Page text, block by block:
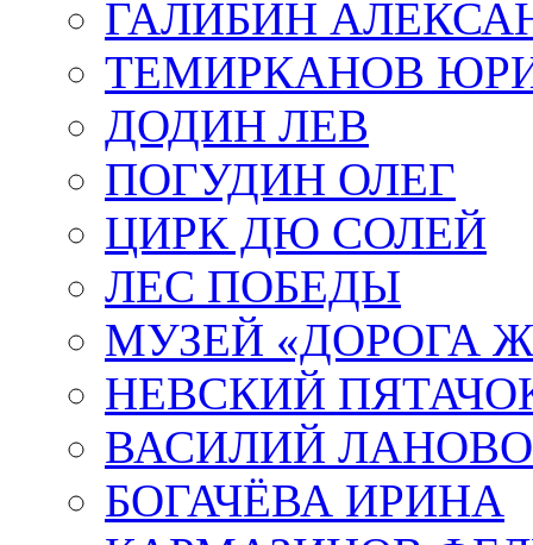
ГАЛИБИН
ТЕМИРКАНОВ
ДОДИН ЛЕВ
ПОГУДИН ОЛЕГ
ЦИРК ДЮ СОЛЕЙ
ЛЕС ПОБЕДЫ
МУЗЕЙ «ДОРОГА
НЕВСКИЙ
ВАСИЛИЙ
БОГАЧЁВА ИРИНА